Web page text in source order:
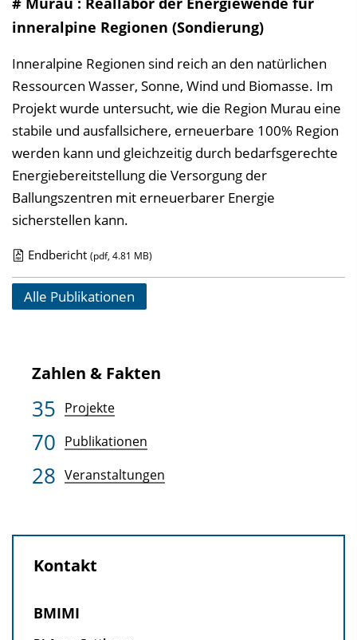
P
b
l
i
k
a
t
i
o
n
w
l
o
a
d
s
z
u
r
P
l
inneralpine Regionen (Sondierung)
Inneralpine Regionen sind reich an den natürlichen
Ressourcen Wasser, Sonne, Wind und Biomasse. Im
Projekt wurde untersucht, wie die Region Murau eine
stabile und ausfallsichere, erneuerbare 100% Region
werden kann und gleichzeitig durch bedarfsgerechte
Energiebereitstellung die Versorgung der
Ballungszentren mit erneuerbarer Energie
sicherstellen kann.
D
P
Endbericht (pdf, 4.81 MB)
Alle Publikationen
Zahlen & Fakten
35 Projekte
70 Publikationen
28 Veranstaltungen
Kontakt
BMIMI